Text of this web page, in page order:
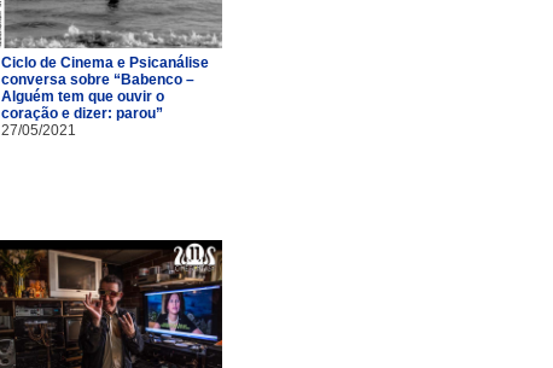
Ciclo de Cinema e Psicanálise
conversa sobre “Babenco –
Alguém tem que ouvir o
coração e dizer: parou”
27/05/2021